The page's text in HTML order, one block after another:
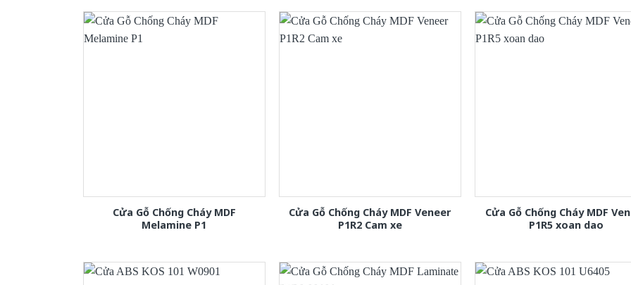
Cửa Gỗ Chống Cháy MDF
Melamine P1
Cửa Gỗ Chống Cháy MDF Veneer
P1R2 Cam xe
Cửa Gỗ Chống Cháy MDF
P1R5 xoan dao